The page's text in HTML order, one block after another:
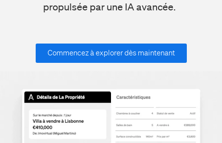
propulsée par une IA avancée.
Commencez à explorer dès maintenant